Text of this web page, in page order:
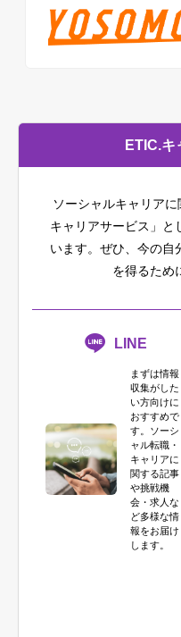
ETIC.キ
ソーシャルキャリア
キャリアサービス」と
います。 ぜひ、今の自
を得るため
LINE
まずは情報
収集がした
い方向けに
おすすめで
す。ソーシ
ャル転職・
キャリアに
関する記事
や挑戦機
会・求人な
ど多様な情
報をお届け
します。